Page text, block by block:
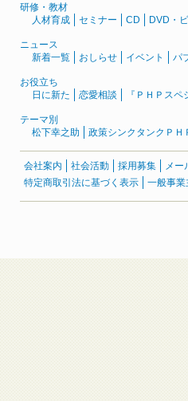
研修・教材
人材育成
セミナー CD DVD・
ニュース
新着一覧
おしらせ イベント パ
お役立ち
日に新た
恋愛相談 『ＰＨＰス
テーマ別
松下幸之助
政策シンクタンクＰＨ
会社案内 社会活動 採用募集 メー
特定商取引法に基づく表示
一般事業